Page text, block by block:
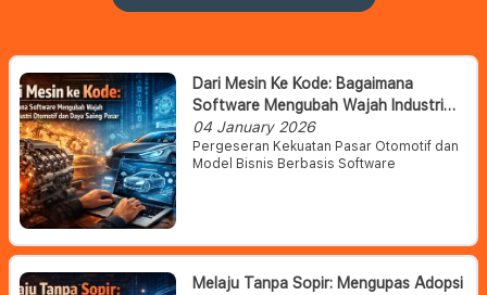
Dari Mesin Ke Kode: Bagaimana
Software Mengubah Wajah Industri
Otomotif Dan Daya Saing Pasar
04 January 2026
Pergeseran Kekuatan Pasar Otomotif dan
Model Bisnis Berbasis Software
Melaju Tanpa Sopir: Mengupas Adopsi